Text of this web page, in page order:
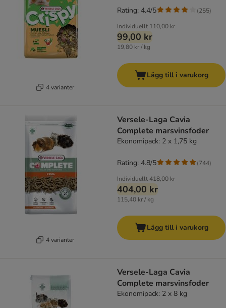
4 varianter
Individuellt 110,00 kr
99,00 kr
19,80 kr / kg
Rating: 4.4/5 (255)
Lägg till i varukorg
4 varianter
Versele-Laga Cavia
Complete marsvinsfoder
Ekonomipack: 2 x 1,75 kg
Individuellt418,00 kr
404,00 kr
115,40 kr / kg
Rating: 4.8/5 (744)
Lägg till i varukorg
Versele-Laga Cavia
Complete marsvinsfoder
Ekonomipack: 2 x 8 kg